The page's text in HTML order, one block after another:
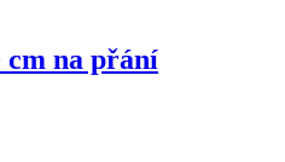
cm na přání